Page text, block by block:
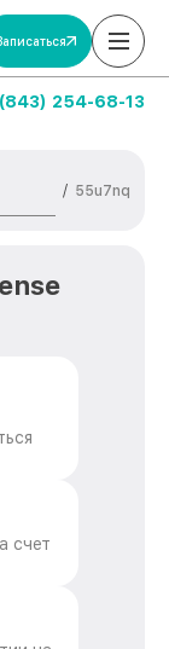
254-68-13
/ 55u7nq
счет